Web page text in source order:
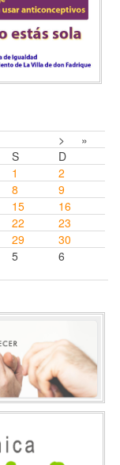
>
»
S
D
1
2
8
9
15
16
22
23
29
30
5 6